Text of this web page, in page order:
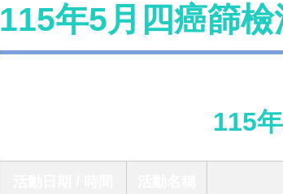
115年5月四癌篩
115